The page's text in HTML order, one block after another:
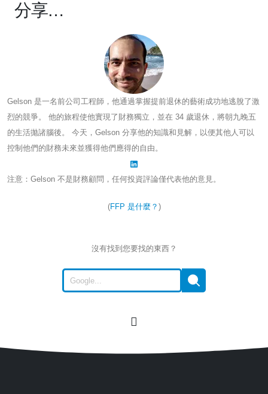
分享…
Gelson 是一名前公司工程師，他通過掌握提前退休的藝術成功地逃脫了激
烈的競爭。 他的旅程使他實現了財務獨立，並在 34 歲退休，將朝九晚五
的生活拋諸腦後。 今天，Gelson 分享他的知識和見解，以便其他人可以
控制他們的財務未來並獲得他們應得的自由。
注意：Gelson 不是財務顧問，任何投資評論僅代表他的意見。
(FFP 是什麼？ )
沒有找到您要找的東西？